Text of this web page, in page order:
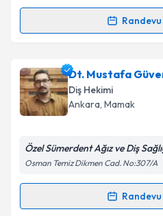
kapsamda işlenmesini
Randevu Takvimi
Dt. Hasan Berat Türe
oluşturun. Size bu
takvim hazırlandığında e-
Kişisel verilerimin
Metni'ni okudum ve
Dt. Mustafa
Diş Hekimi
Ankara, Mamak
Özel Sümerdent Ağız ve Diş
Osman Temiz Dikmen Cad. No:307/A
Randevu Takvimi